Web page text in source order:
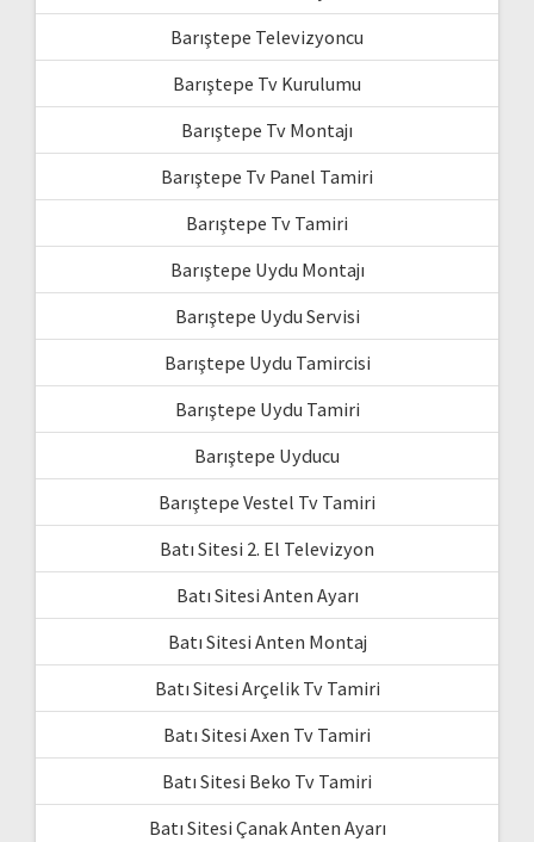
Barıştepe Televizyoncu
Barıştepe Tv Kurulumu
Barıştepe Tv Montajı
Barıştepe Tv Panel Tamiri
Barıştepe Tv Tamiri
Barıştepe Uydu Montajı
Barıştepe Uydu Servisi
Barıştepe Uydu Tamircisi
Barıştepe Uydu Tamiri
Barıştepe Uyducu
Barıştepe Vestel Tv Tamiri
Batı Sitesi 2. El Televizyon
Batı Sitesi Anten Ayarı
Batı Sitesi Anten Montaj
Batı Sitesi Arçelik Tv Tamiri
Batı Sitesi Axen Tv Tamiri
Batı Sitesi Beko Tv Tamiri
Batı Sitesi Çanak Anten Ayarı